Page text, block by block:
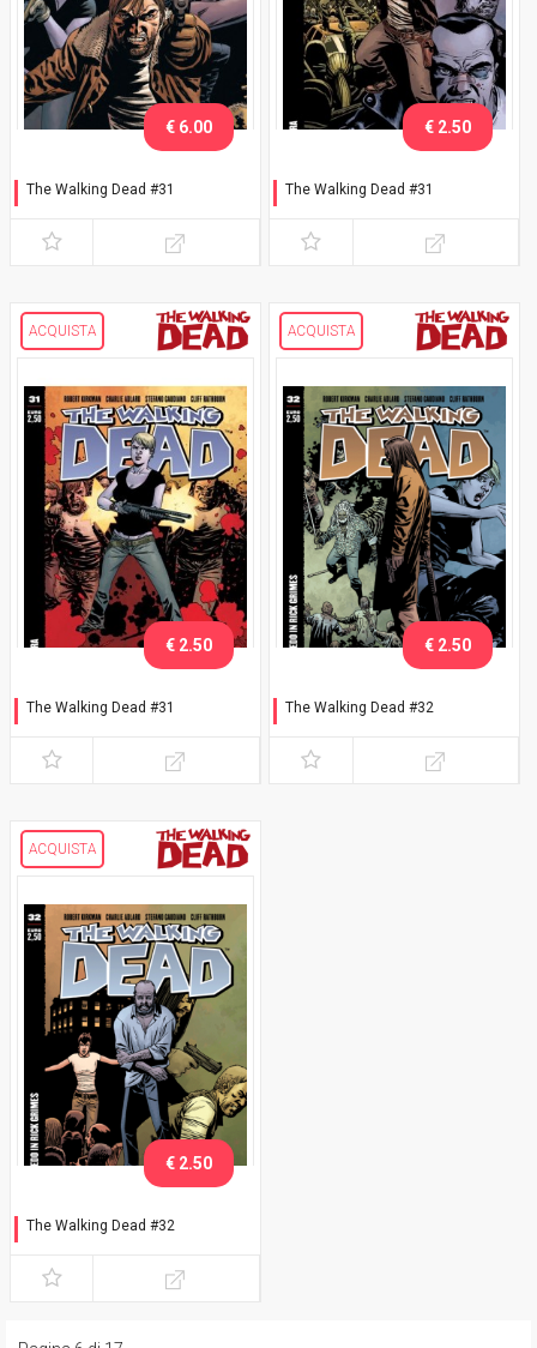
The Walking Dead #31
€ 6.00
The Walking Dead #31
€ 2.50
ACQUISTA
The Walking Dead #31
€ 2.50
ACQUISTA
The Walking Dead #32
cover A
€ 2.50
ACQUISTA
The Walking Dead #32
cover B
€ 2.50